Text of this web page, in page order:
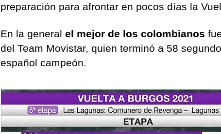
preparación para afrontar en pocos días la
En la general el mejor de los colombianos
del Team Movistar, quien terminó a 58
español campeón.